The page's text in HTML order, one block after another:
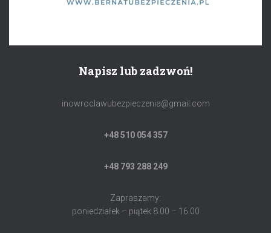
Napisz lub zadzwoń!
inowroclawubezpieczenia@gmail.com
+48 510 054 357
+48 793 288 249
Zapraszamy:
poniedziałek – piątek 8.00 – 16.00